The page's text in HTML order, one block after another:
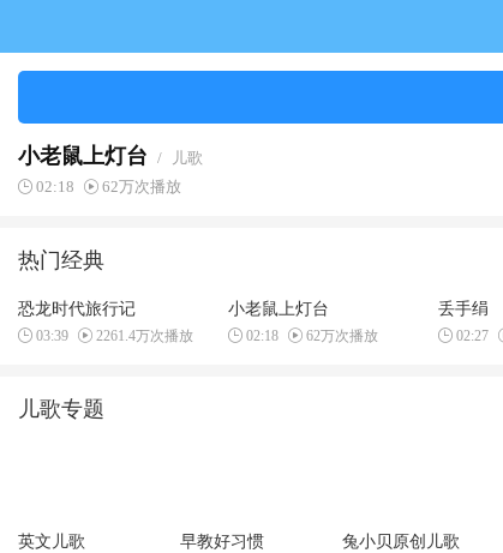
小老鼠上灯台 /
儿歌
02:18
62万次播放
热门经典
恐龙时代旅行记
03:39 2261.4万次播放
小老鼠上灯台
02:18 62万次播放
丢手绢
02:27
儿歌专题
英文儿歌
早教好习惯
兔小贝原创儿歌